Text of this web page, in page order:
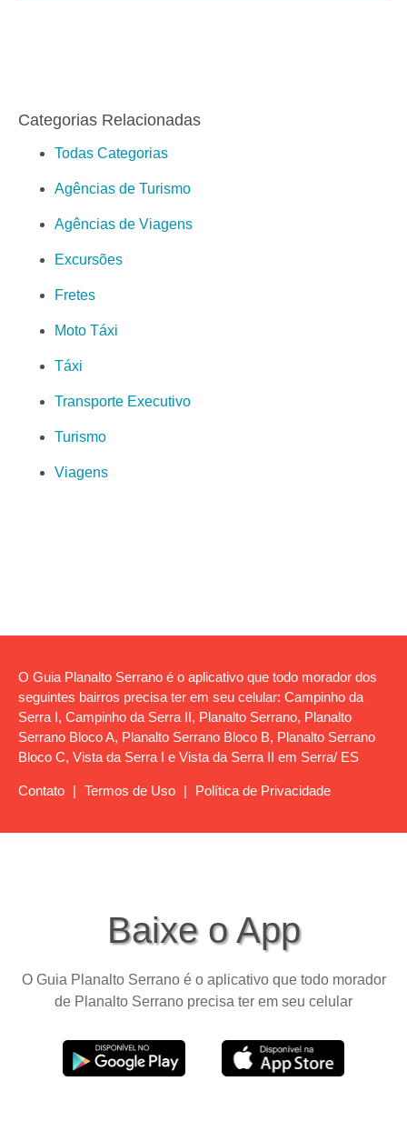
Categorias Relacionadas
Todas Categorias
Agências de Turismo
Agências de Viagens
Excursões
Fretes
Moto Táxi
Táxi
Transporte Executivo
Turismo
Viagens
O Guia Planalto Serrano é o aplicativo que todo morador dos
seguintes bairros precisa ter em seu celular: Campinho da
Serra I, Campinho da Serra II, Planalto Serrano, Planalto
Serrano Bloco A, Planalto Serrano Bloco B, Planalto Serrano
Bloco C, Vista da Serra I e Vista da Serra II em Serra/ ES
Contato | Termos de Uso | Política de Privacidade
Baixe o App
O Guia Planalto Serrano é o aplicativo que todo morador
de Planalto Serrano precisa ter em seu celular